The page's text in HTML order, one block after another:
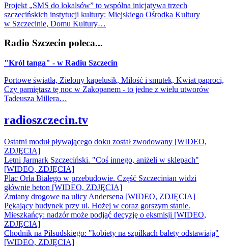
Projekt „SMS do lokalsów” to wspólna inicjatywa trzech
szczecińskich instytucji kultury: Miejskiego Ośrodka Kultury
w Szczecinie, Domu Kultury…
Radio Szczecin poleca...
"Król tanga" - w Radiu Szczecin
Portowe światła, Zielony kapelusik, Miłość i smutek, Kwiat paproci,
Czy pamiętasz tę noc w Zakopanem - to jedne z wielu utworów
Tadeusza Millera…
radioszczecin.tv
Ostatni moduł pływającego doku został zwodowany [WIDEO,
ZDJĘCIA]
Letni Jarmark Szczeciński. "Coś innego, aniżeli w sklepach"
[WIDEO, ZDJĘCIA]
Plac Orła Białego w przebudowie. Część Szczecinian widzi
głównie beton [WIDEO, ZDJĘCIA]
Zmiany drogowe na ulicy Andersena [WIDEO, ZDJĘCIA]
Pękający budynek przy ul. Hożej w coraz gorszym stanie.
Mieszkańcy: nadzór może podjąć decyzję o eksmisji [WIDEO,
ZDJĘCIA]
Chodnik na Piłsudskiego: "kobiety na szpilkach balety odstawiają"
[WIDEO, ZDJĘCIA]